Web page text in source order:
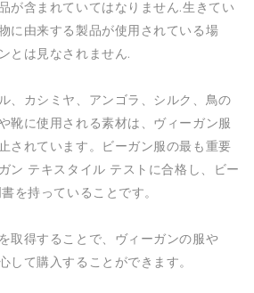
が含まれていてはなりません.生きてい
に由来する製品が使用されている場
とは見なされません.
、カシミヤ、アンゴラ、シルク、鳥の
靴に使用される素材は、ヴィーガン服
されています。ビーガン服の最も重要
ン テキスタイル テストに合格し、ビー
を持っていることです。
取得することで、ヴィーガンの服や
して購入することができます。